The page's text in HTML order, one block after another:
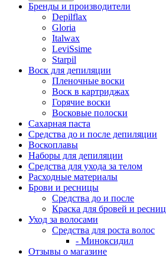
Бренды и производители
Depilflax
Gloria
Italwax
LeviSsime
Starpil
Воск для депиляции
Пленочные воски
Воск в картриджах
Горячие воски
Восковые полоски
Сахарная паста
Средства до и после депиляции
Воскоплавы
Наборы для депиляции
Средства для ухода за телом
Расходные материалы
Брови и ресницы
Средства до и после
Краска для бровей и ресниц
Уход за волосами
Средства для роста волос
- Миноксидил
Отзывы о магазине